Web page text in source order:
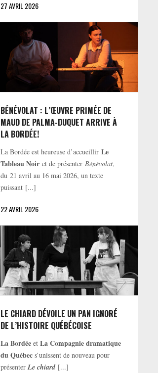
27 AVRIL 2026
BÉNÉVOLAT : L’ŒUVRE PRIMÉE DE
MAUD DE PALMA-DUQUET ARRIVE À
LA BORDÉE!
La Bordée est heureuse d’accueillirLe
Tableau Noir et de présenterBénévolat,
du 21 avril au 16 mai 2026, un texte
puissant [...]
22 AVRIL 2026
LE CHIARD DÉVOILE UN PAN IGNORÉ
DE L’HISTOIRE QUÉBÉCOISE
La Bordée etLa Compagnie dramatique
du Québec s’unissent de nouveau pour
présenterLe chiard [...]